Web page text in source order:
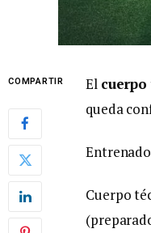
COMPARTIR El
queda
Cuerpo